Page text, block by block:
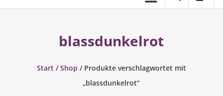
blassdunkelrot
Start /Shop / Produkte verschlagwortet mit
„blassdunkelrot“